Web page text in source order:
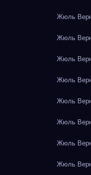
Жюль
Жюль
Жюль
Жюль
Жюль
Жюль
Жюль
Жюль